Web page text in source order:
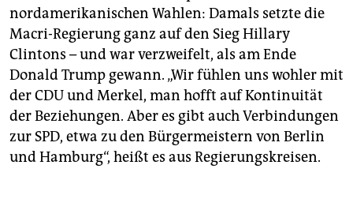
nordamerikanischen Wahlen: Damals setzte die
Macri-Regierung ganz auf den Sieg Hillary
Clintons – und war verzweifelt, als am Ende
Donald Trump gewann. „Wir fühlen uns wohler mit
der CDU und Merkel, man hofft auf Kontinuität
der Beziehungen. Aber es gibt auch Verbindungen
zur SPD, etwa zu den Bürgermeistern von Berlin
und Hamburg“, heißt es aus Regierungskreisen.